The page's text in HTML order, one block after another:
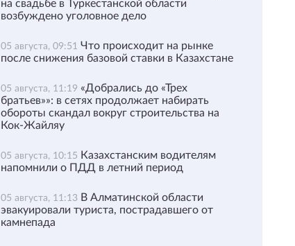
на свадьбе в Туркестанской области
возбуждено уголовное дело
05 августа, 09:51 Что происходит на рынке
после снижения базовой ставки в Казахстане
05 августа, 11:19 «Добрались до «Трех
братьев»»: в сетях продолжает набирать
обороты скандал вокруг строительства на
Кок-Жайляу
05 августа, 10:15 Казахстанским водителям
напомнили о ПДД в летний период
05 августа, 11:13 В Алматинской области
эвакуировали туриста, пострадавшего от
камнепада